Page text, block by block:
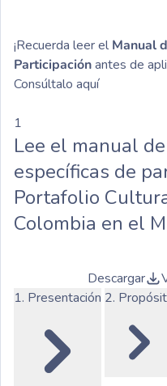
¡Recuerda leer el Manual
Participaciónantes de
Consúltalo aquí
1
Lee el manual
específicas de
Portafolio
Colombia en el
Descargar
1. Presentación 2.